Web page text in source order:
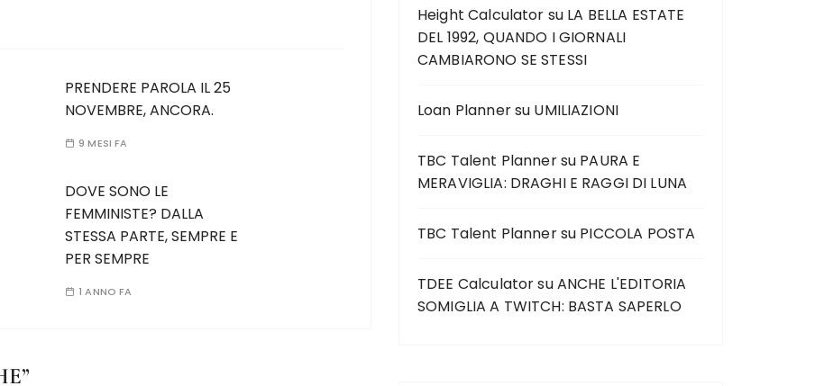
PRENDERE PAROLA IL 25
NOVEMBRE, ANCORA.
9 MESI FA
DOVE SONO LE
FEMMINISTE? DALLA
STESSA PARTE, SEMPRE E
PER SEMPRE
1 ANNO FA
”
Height Calculator su LA BELLA ESTATE
DEL 1992, QUANDO I GIORNALI
CAMBIARONO SE STESSI
Loan Plannersu UMILIAZIONI
TBC Talent Plannersu PAURA E
MERAVIGLIA: DRAGHI E RAGGI DI LUNA
TBC Talent Plannersu PICCOLA POSTA
TDEE CalculatorsuANCHE L'EDITORIA
SOMIGLIA A TWITCH: BASTA SAPERLO